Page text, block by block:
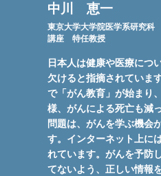
中川 恵一
東京大学大学院医学系研究
講座 特任教授
日本人は健康や医療につ
欠けると指摘されていま
で「がん教育」が始まり
様、がんによる死亡も減
問題は、がんを学ぶ機会
す。インターネット上に
れています。がんを予防
てないよう、正しい情報